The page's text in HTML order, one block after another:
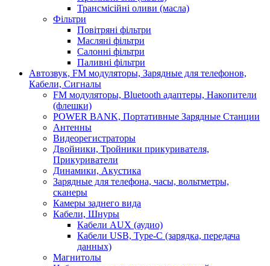
Трансмісійні оливи (масла)
Фільтри
Повітряні фільтри
Масляні фільтри
Салонні фільтри
Паливні фільтри
Автозвук, FM модуляторы, Зарядные для телефонов,
Кабели, Сигналы
FM модуляторы, Bluetooth адаптеры, Накопители
(флешки)
POWER BANK, Портативные Зарядные Станции
Антенны
Видеорегистраторы
Двойники, Тройники прикуривателя,
Прикуриватели
Динамики, Акустика
Зарядные для телефона, часы, вольтметры,
сканеры
Камеры заднего вида
Кабели, Шнуры
Кабели AUX (аудио)
Кабели USB, Type-C (зарядка, передача
данных)
Магнитолы